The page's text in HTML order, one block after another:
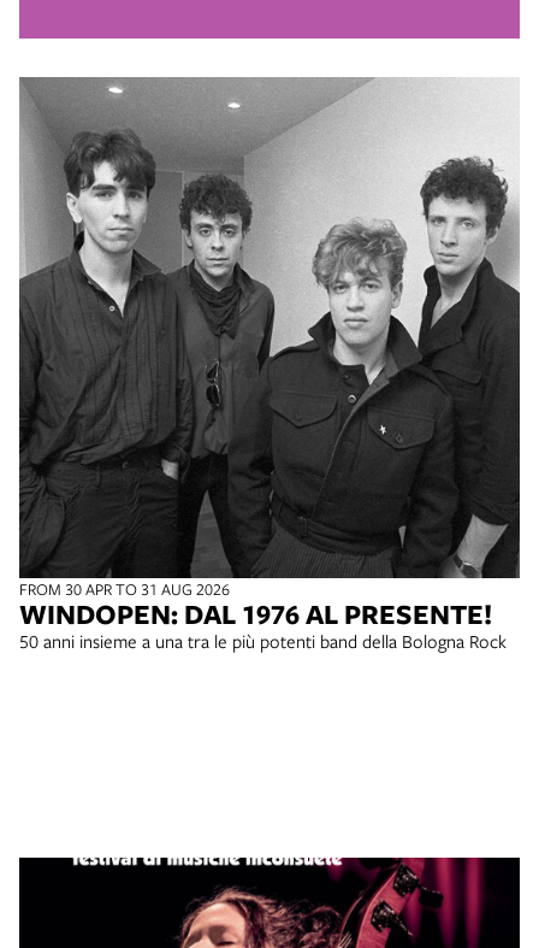
FROM 30 APR TO 31 AUG 2026
WINDOPEN: DAL 1976 AL PRESENTE!
50 anni insieme a una tra le più potenti band della Bologna Rock